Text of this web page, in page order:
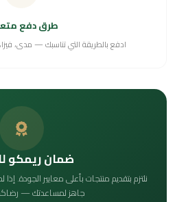
طرق دفع
ادفع بالطريقة التي تناسبك — مدى،
ضمان ريمكو
نلتزم بتقديم منتجات بأعلى معايير الجودة.
جاهز لمساعدتك — رضاكم